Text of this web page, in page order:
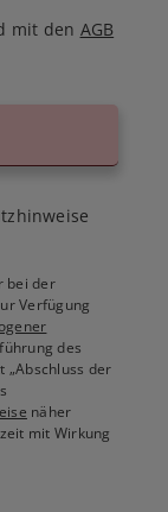
mit den AGB
bei der
Verfügung
des
„Abschluss der
näher
mit Wirkung